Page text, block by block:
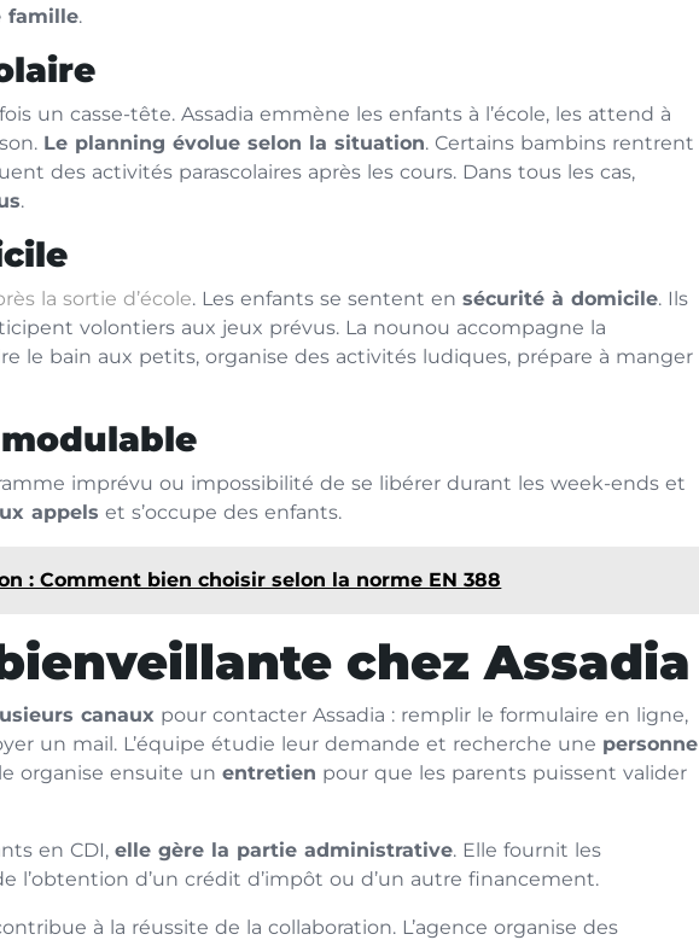
famille.
un casse-tête. Assadia emmène les enfants à l’école, les attend à
Le planning évolue selon la situation. Certains bambins rentrent
des activités parascolaires après les cours. Dans tous les cas,
.
la sortie d’école. Les enfants se sentent ensécurité à domicile. Ils
volontiers aux jeux prévus. La nounou accompagne la
le bain aux petits, organise des activités ludiques, prépare à manger
imprévu ou impossibilité de se libérer durant les week-ends et
appels et s’occupe des enfants.
: Comment bien choisir selon la norme EN 388
chez Assadia
canaux pour contacter Assadia : remplir le formulaire en ligne,
un mail. L’équipe étudie leur demande et recherche une personne
organise ensuite unentretien pour que les parents puissent valider
en CDI,elle gère la partie administrative. Elle fournit les
l’obtention d’un crédit d’impôt ou d’un autre financement.
à la réussite de la collaboration. L’agence organise des